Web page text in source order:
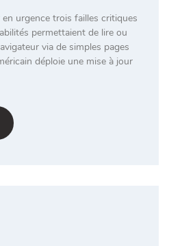
urgence trois failles critiques
permettaient de lire ou
via de simples pages
déploie une mise à jour